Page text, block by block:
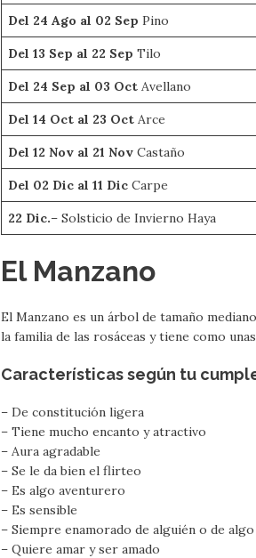
Del 24 Ago al 02 Sep Pino
Del 13 Sep al 22 Sep Tilo
Del 24 Sep al 03 Oct Avellano
Del 14 Oct al 23 Oct Arce
Del 12 Nov al 21 Nov Castaño
Del 02 Dic al 11 Dic Carpe
22 Dic.– Solsticio de Invierno Haya
El Manzano
El Manzano es un árbol de tamaño
la familia de las rosáceas y tiene como
Características según tu
– De constitución ligera
– Tiene mucho encanto y atractivo
– Aura agradable
– Se le da bien el flirteo
– Es algo aventurero
– Es sensible
– Siempre enamorado de alguién o de algo
– Quiere amar y ser amado